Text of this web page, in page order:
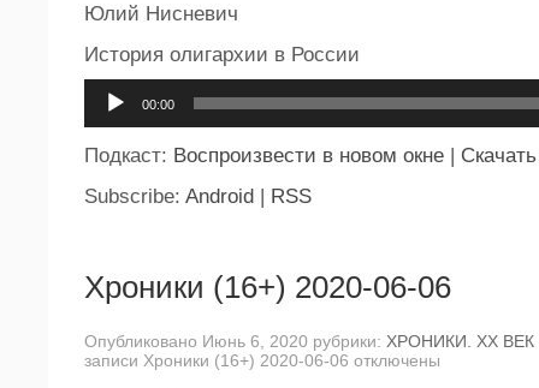
Юлий Нисневич
История олигархии в России
00:00
Подкаст: Воспроизвести в новом окне | Скачать
Subscribe: Android | RSS
Хроники (16+) 2020-06-06
Опубликовано Июнь 6, 2020 рубрики: ХРОНИКИ. ХХ ВЕК
записи Хроники (16+) 2020-06-06 отключены